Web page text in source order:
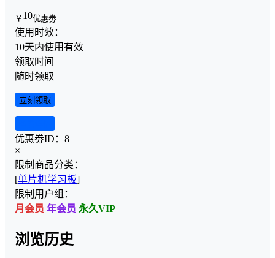
￥ 10优惠劵
使用时效：
10天内使用有效
领取时间
随时领取
立刻领取
优惠劵ID： 8
×
限制商品分类：
[单片机学习板]
限制用户组：
月会员 年会员 永久VIP
浏览历史